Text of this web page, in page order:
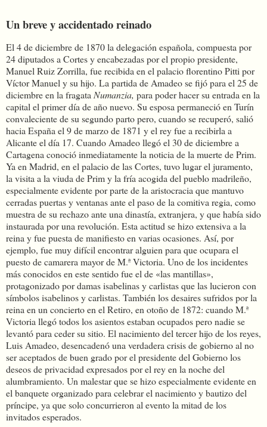
Un breve y accidentado reinado
El 4 de diciembre de 1870 la delegación española, compuesta por
24 diputados a Cortes y encabezadas por el propio presidente,
Manuel Ruiz Zorrilla, fue recibida en el palacio florentino Pitti por
Víctor Manuel y su hijo. La partida de Amadeo se fijó para el 25 de
diciembre en la fragata Numanzia, para poder hacer su entrada en la
capital el primer día de año nuevo. Su esposa permaneció en Turín
convaleciente de su segundo parto pero, cuando se recuperó, salió
hacia España el 9 de marzo de 1871 y el rey fue a recibirla a
Alicante el día 17. Cuando Amadeo llegó el 30 de diciembre a
Cartagena conoció inmediatamente la noticia de la muerte de Prim.
Ya en Madrid, en el palacio de las Cortes, tuvo lugar el juramento,
la visita a la viuda de Prim y la fría acogida del pueblo madrileño,
especialmente evidente por parte de la aristocracia que mantuvo
cerradas puertas y ventanas ante el paso de la comitiva regia, como
muestra de su rechazo ante una dinastía, extranjera, y que había sido
instaurada por una revolución. Esta actitud se hizo extensiva a la
reina y fue puesta de manifiesto en varias ocasiones. Así, por
ejemplo, fue muy difícil encontrar alguien para que ocupara el
puesto de camarera mayor de M.ª Victoria. Uno de los incidentes
más conocidos en este sentido fue el de «las mantillas»,
protagonizado por damas isabelinas y carlistas que las lucieron con
símbolos isabelinos y carlistas. También los desaires sufridos por la
reina en un concierto en el Retiro, en otoño de 1872: cuando M.ª
Victoria llegó todos los asientos estaban ocupados pero nadie se
levantó para ceder su sitio. El nacimiento del tercer hijo de los reyes,
Luis Amadeo, desencadenó una verdadera crisis de gobierno al no
ser aceptados de buen grado por el presidente del Gobierno los
deseos de privacidad expresados por el rey en la noche del
alumbramiento. Un malestar que se hizo especialmente evidente en
el banquete organizado para celebrar el nacimiento y bautizo del
príncipe, ya que solo concurrieron al evento la mitad de los
invitados esperados.